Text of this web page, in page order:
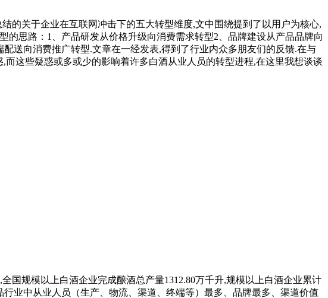
的关于企业在互联网冲击下的五大转型维度,文中围绕提到了以用户为核心,
思路：1、产品研发从价格升级向消费需求转型2、品牌建设从产品品牌向
送向消费推广转型.文章在一经发表,得到了行业内众多朋友们的反馈.在与
这些疑惑或多或少的影响着许多白酒从业人员的转型进程,在这里我想谈谈
规模以上白酒企业完成酿酒总产量1312.80万千升,规模以上白酒企业累计
业中从业人员（生产、物流、渠道、终端等）最多、品牌最多、渠道价值